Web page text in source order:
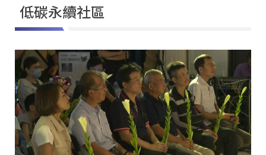
低碳永續社區